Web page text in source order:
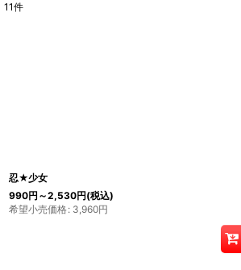
11件
忍★少女
990円 ～2,530円(税込)
希望小売価格: 3,960円